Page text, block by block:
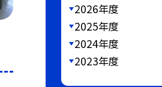
2026年度
2025年度
2024年度
2023年度